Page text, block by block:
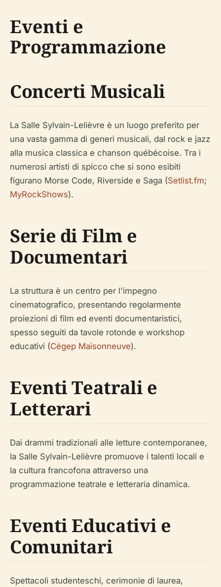
Eventi e
Programmazione
Concerti Musicali
La Salle Sylvain-Lelièvre è un luogo preferito per
una vasta gamma di generi musicali, dal rock e jazz
alla musica classica e chanson québécoise. Tra i
numerosi artisti di spicco che si sono esibiti
figurano Morse Code, Riverside e Saga (Setlist.fm;
MyRockShows).
Serie di Film e
Documentari
La struttura è un centro per l'impegno
cinematografico, presentando regolarmente
proiezioni di film ed eventi documentaristici,
spesso seguiti da tavole rotonde e workshop
educativi (Cégep Maisonneuve).
Eventi Teatrali e
Letterari
Dai drammi tradizionali alle letture contemporanee,
la Salle Sylvain-Lelièvre promuove i talenti locali e
la cultura francofona attraverso una
programmazione teatrale e letteraria dinamica.
Eventi Educativi e
Comunitari
Spettacoli studenteschi, cerimonie di laurea,